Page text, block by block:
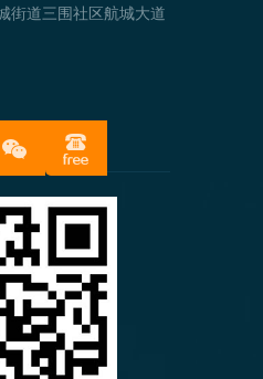
街道三围社区航城大道